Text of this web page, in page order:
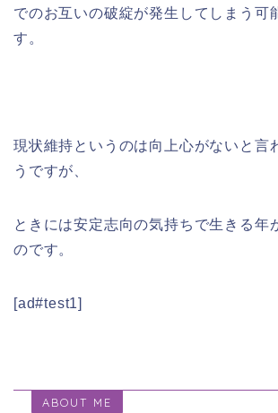
でのお互いの破綻が発生してしまう可
す。
現状維持というのは向上心がないと言
うですが、
ときには安定志向の気持ちで生きる年
のです。
[ad#test1]
ABOUT ME